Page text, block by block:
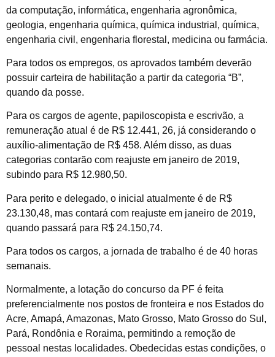
da computação, informática, engenharia agronômica,
geologia, engenharia química, química industrial, química,
engenharia civil, engenharia florestal, medicina ou farmácia.
Para todos os empregos, os aprovados também deverão
possuir carteira de habilitação a partir da categoria “B”,
quando da posse.
Para os cargos de agente, papiloscopista e escrivão, a
remuneração atual é de R$ 12.441, 26, já considerando o
auxílio-alimentação de R$ 458. Além disso, as duas
categorias contarão com reajuste em janeiro de 2019,
subindo para R$ 12.980,50.
Para perito e delegado, o inicial atualmente é de R$
23.130,48, mas contará com reajuste em janeiro de 2019,
quando passará para R$ 24.150,74.
Para todos os cargos, a jornada de trabalho é de 40 horas
semanais.
Normalmente, a lotação do concurso da PF é feita
preferencialmente nos postos de fronteira e nos Estados do
Acre, Amapá, Amazonas, Mato Grosso, Mato Grosso do Sul,
Pará, Rondônia e Roraima, permitindo a remoção de
pessoal nestas localidades. Obedecidas estas condições, o